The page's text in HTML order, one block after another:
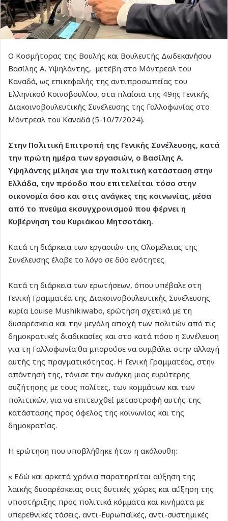
Ο Κοσμήτορας της Βουλής και Βουλευτής Δωδεκανήσου
Βασίλης Α. Υψηλάντης, μετέβη στο Μόντρεαλ του
Καναδά, ως επικεφαλής της αντιπροσωπείας του
Ελληνικού Κοινοβουλίου, στα πλαίσια της 49ης Γενικής
Διακοινοβουλευτικής Συνέλευσης της Γαλλοφωνίας στο
Μόντρεαλ του Καναδά (5-10/7/2024).
Στην Πολιτική Επιτροπή της Γενικής Συνέλευσης, κατά
την πρώτη ημέρα των εργασιών, ο Βασίλης Α.
Υψηλάντης μίλησε για την πολιτική κατάσταση στην
Ελλάδα, την πρόοδο που επιτελείται τόσο στην
οικονομία όσο και στις ανάγκες της κοινωνίας, μέσα
από το πνεύμα εκσυγχρονισμού που φέρνει η
Κυβέρνηση του Κυριάκου Μητσοτάκη.
Κατά τη διάρκεια των εργασιών της Ολομέλειας της
Συνέλευσης έλαβε το λόγο σε δύο ενότητες.
Κατά τη διάρκεια των ερωτήσεων, όπου υπέβαλε στη
Γενική Γραμματέα της Διακοινοβουλευτικής Συνέλευσης
κυρία Louise Mushikiwabo, ερώτηση σχετικά με τη
δυσαρέσκεια και την μεγάλη αποχή των πολιτών από τις
δημοκρατικές διαδικασίες και στο κατά πόσο η Συνέλευση
για τη Γαλλοφωνία θα μπορούσε να συμβάλει στην αλλαγή
αυτής της πραγματικότητας. Η Γενική Γραμματέας, στην
απάντησή της, τόνισε την ανάγκη μιας ευρύτερης
συζήτησης με τους πολίτες, των κομμάτων και των
πολιτικών, για να επιτευχθεί μεταστροφή αυτής της
κατάστασης προς όφελος της κοινωνίας και της
δημοκρατίας.
Η ερώτηση που υποβλήθηκε ήταν η ακόλουθη:
« Εδώ και αρκετά χρόνια παρατηρείται αύξηση της
λαϊκής δυσαρέσκειας στις δυτικές χώρες και αύξηση της
υποστήριξης προς πολιτικά κόμματα και κινήματα με
υπερεθνικές τάσεις, αντι-Ευρωπαϊκές, αντι-συστημικές